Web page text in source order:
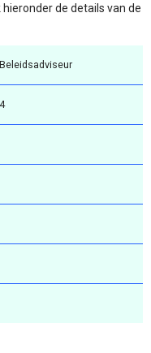
de details van de